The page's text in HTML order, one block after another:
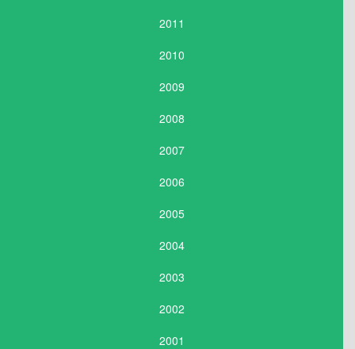
2011
2010
2009
2008
2007
2006
2005
2004
2003
2002
2001